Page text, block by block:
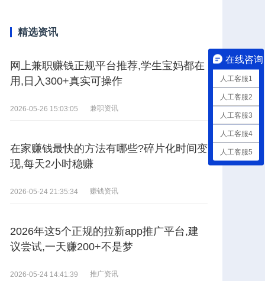
精选资讯
网上兼职赚钱正规平台推荐,学生宝妈都在
用,日入300+真实可操作
2026-05-26 15:03:05 兼职资讯
在家赚钱最快的方法有哪些?碎片化时间变
现,每天2小时稳赚
2026-05-24 21:35:34 赚钱资讯
2026年这5个正规的拉新app推广平台,建
议尝试,一天赚200+不是梦
2026-05-24 14:41:39 推广资讯
在线咨询
人工客服1
人工客服2
人工客服3
人工客服4
人工客服5